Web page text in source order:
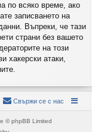
по всяко време, ако
записването на
Въпреки, че тази
страни без вашето
на този
хакерски атаки,
Свържи се с нас
© phpBB Limited